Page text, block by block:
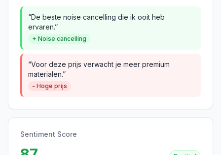
“De beste noise cancelling die ik ooit heb
ervaren.”
+ Noise cancelling
“Voor deze prijs verwacht je meer premium
materialen.”
- Hoge prijs
Sentiment Score